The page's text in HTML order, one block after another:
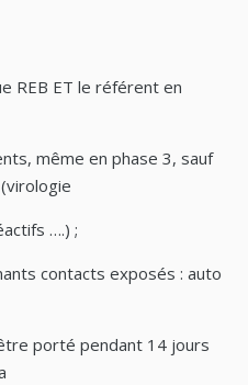
REB ET le référent en
même en phase 3, sauf
….) ;
contacts exposés : auto
porté pendant 14 jours